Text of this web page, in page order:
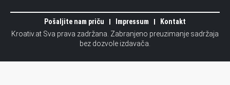
Pošaljite nam priču Impressum
Kontakt
Kroativ.at Sva prava zadržana. Zabranjeno preuzimanje sadržaja
bez dozvole izdavača.